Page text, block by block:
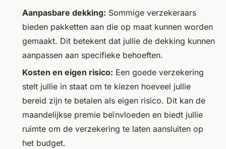
Aanpasbare dekking: Sommige verzekeraars
bieden pakketten aan die op maat kunnen worden
gemaakt. Dit betekent dat jullie de dekking kunnen
aanpassen aan specifieke behoeften.
Kosten en eigen risico: Een goede verzekering
stelt jullie in staat om te kiezen hoeveel jullie
bereid zijn te betalen als eigen risico. Dit kan de
maandelijkse premie beïnvloeden en biedt jullie
ruimte om de verzekering te laten aansluiten op
het budget.